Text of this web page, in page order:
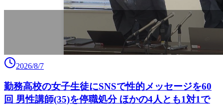
2026/8/7
勤務高校の女子生徒にSNSで性的メッセージを60
回 男性講師(35)を停職処分 ほかの4人とも1対1で